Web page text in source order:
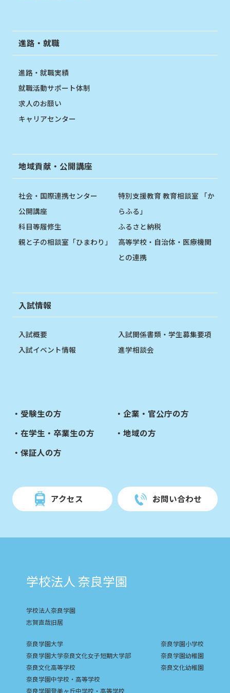
進路・就職
進路・就職実績
就職活動サポート体制
求人のお願い
キャリアセンター
地域貢献・公開講座
社会・国際連携センター
公開講座
科目等履修生
親と子の相談室「ひまわり」
特別支援教育 教育相談室 「か
らふる」
ふるさと納税
高等学校・自治体・医療機関
との連携
入試情報
入試概要
入試イベント情報
入試関係書類・学生募集要項
進学相談会
受験生の方
在学生・卒業生の方
保証人の方
企業・官公庁の方
地域の方
アクセス お問い合わせ
学校法人 奈良学園
学校法人奈良学園
志賀直哉旧居
奈良学園大学
奈良学園大学奈良文化女子短期大学部
奈良文化高等学校
奈良学園中学校・高等学校
奈良学園登美ヶ丘中学校・高等学校
奈良学園小学校
奈良学園幼稚園
奈良文化幼稚園